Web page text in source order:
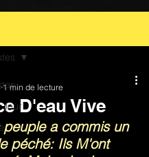
JourD'eau Vive
1 min de lecture
a commis un
péché: Ils M'ont